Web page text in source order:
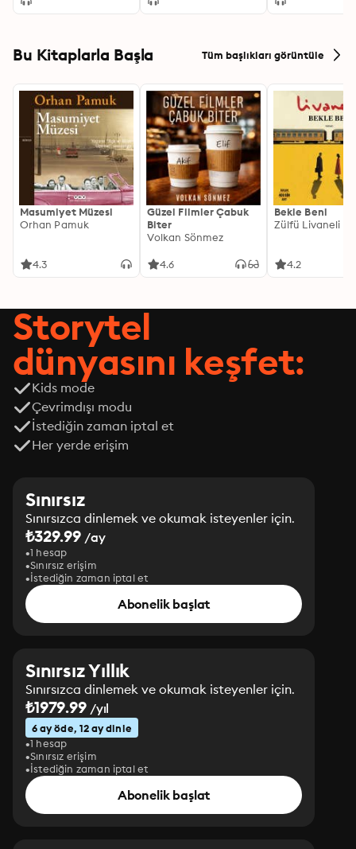
Bu Kitaplarla Başla Tüm başlıkları görüntüle
Masumiyet Müzesi
Orhan Pamuk
4.3
Güzel Filmler Çabuk
Biter
Volkan Sönmez
4.6
Bekle Beni
Zülfü Livaneli
4.2
Storytel
dünyasını keşfet:
Kids mode
Çevrimdışı modu
İstediğin zaman iptal et
Her yerde erişim
Sınırsız
Sınırsızca dinlemek ve okumak isteyenler için.
₺329.99 /ay
1 hesap
Sınırsız erişim
İstediğin zaman iptal et
Abonelik başlat
Sınırsız Yıllık
Sınırsızca dinlemek ve okumak isteyenler için.
₺1979.99/yıl
6 ay öde, 12 ay dinle
1 hesap
Sınırsız erişim
İstediğin zaman iptal et
Abonelik başlat